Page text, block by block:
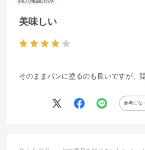
美味しい
そのままパンに塗るのも良いですが、
参考にな